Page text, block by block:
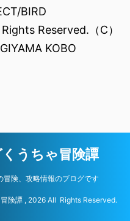
BIRD
Reserved.（C）
KOBO
うちゃ冒険譚
冒険、攻略情報のブログです
険譚 , 2026 All Rights Reserved.